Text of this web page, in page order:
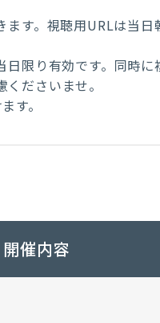
す。視聴用URLは当
限り有効です。同時
ださいませ。
す。
開催内容